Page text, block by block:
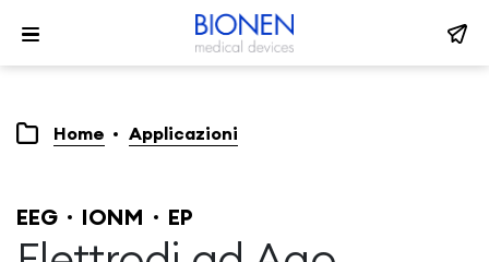
Home Applicazioni
EEG IONM EP